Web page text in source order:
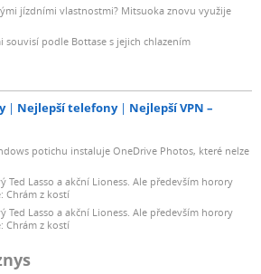
jízdními vlastnostmi? Mitsuoka znovu využije
souvisí podle Bottase s jejich chlazením
Nejlepší telefony
Nejlepší VPN –
potichu instaluje OneDrive Photos, které nelze
Ted Lasso a akční Lioness. Ale především horory
Chrám z kostí
Ted Lasso a akční Lioness. Ale především horory
Chrám z kostí